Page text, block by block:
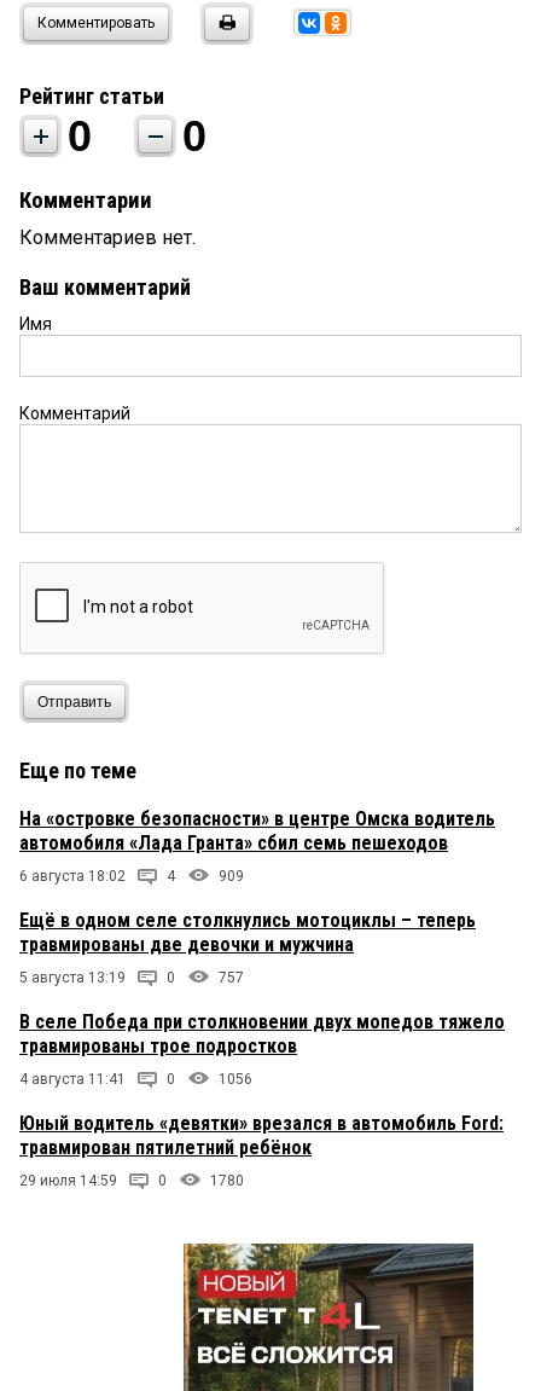
Комментировать
Рейтинг статьи
0 0
Комментарии
Комментариев нет.
Ваш комментарий
Имя
Комментарий
Отправить
Еще по теме
На «островке безопасности» в центре Омска водитель
автомобиля «Лада Гранта» сбил семь пешеходов
6 августа 18:02 4 909
Ещё в одном селе столкнулись мотоциклы – теперь
травмированы две девочки и мужчина
5 августа 13:19 0 757
В селе Победа при столкновении двух мопедов тяжело
травмированы трое подростков
4 августа 11:41 0 1056
Юный водитель «девятки» врезался в автомобиль Ford:
травмирован пятилетний ребёнок
29 июля 14:59 0 1780